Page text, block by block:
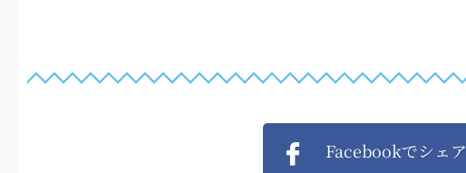
Facebookでシェア